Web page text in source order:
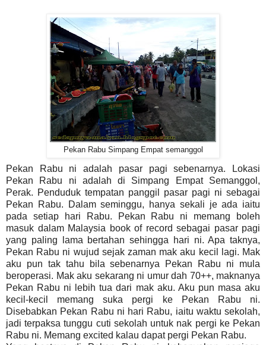
Pekan Rabu Simpang Empat semanggol
Pekan Rabu ni adalah pasar pagi sebenarnya. Lokasi
Pekan Rabu ni adalah di Simpang Empat Semanggol,
Perak. Penduduk tempatan panggil pasar pagi ni sebagai
Pekan Rabu. Dalam seminggu, hanya sekali je ada iaitu
pada setiap hari Rabu. Pekan Rabu ni memang boleh
masuk dalam Malaysia book of record sebagai pasar pagi
yang paling lama bertahan sehingga hari ni. Apa taknya,
Pekan Rabu ni wujud sejak zaman mak aku kecil lagi. Mak
aku pun tak tahu bila sebenarnya Pekan Rabu ni mula
beroperasi. Mak aku sekarang ni umur dah 70++, maknanya
Pekan Rabu ni lebih tua dari mak aku. Aku pun masa aku
kecil-kecil memang suka pergi ke Pekan Rabu ni.
Disebabkan Pekan Rabu ni hari Rabu, iaitu waktu sekolah,
jadi terpaksa tunggu cuti sekolah untuk nak pergi ke Pekan
Rabu ni. Memang excited kalau dapat pergi Pekan Rabu.